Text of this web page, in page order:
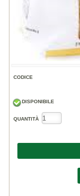
CODICE
DISPONIBILE
QUANTITÀ